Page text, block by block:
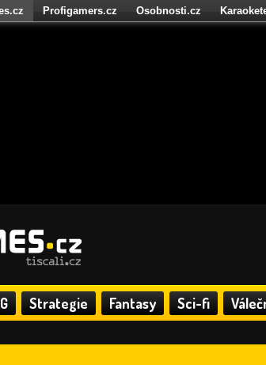
Strategie Fantasy Sci-fi
Profigamers.cz Osobnosti.cz